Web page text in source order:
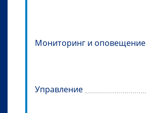
Мониторинг и оповещение
Управление